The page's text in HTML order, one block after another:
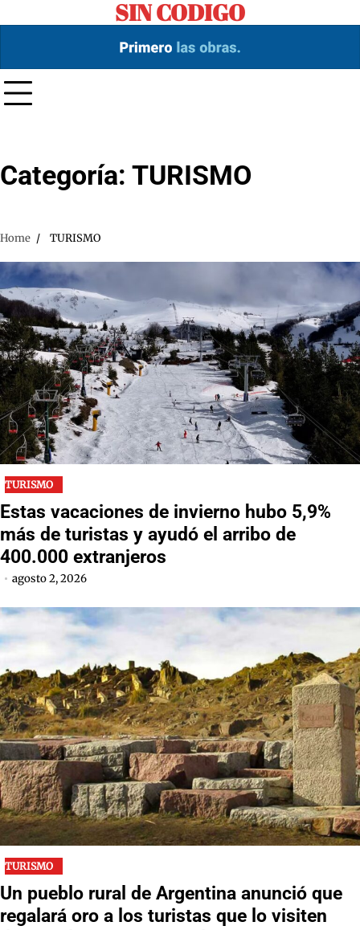
to
SIN CODIGO
Categoría: TURISMO
Home TURISMO
TURISMO
Estas vacaciones de invierno hubo 5,9%
más de turistas y ayudó el arribo de
400.000 extranjeros
agosto 2, 2026
TURISMO
Un pueblo rural de Argentina anunció que
regalará oro a los turistas que lo visiten